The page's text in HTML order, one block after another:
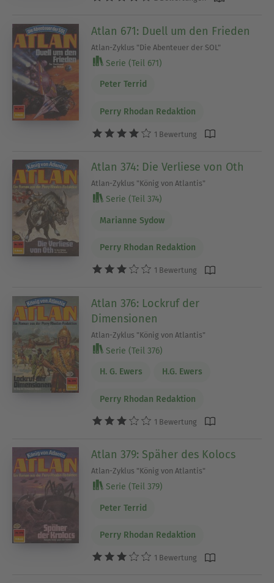
Atlan 671: Duell um den Frieden
Atlan-Zyklus "Die Abenteuer der SOL"
Serie (Teil 671)
Peter Terrid
Perry Rhodan Redaktion
1 Bewertung
Atlan 374: Die Verliese von Oth
Atlan-Zyklus "König von Atlantis"
Serie (Teil 374)
Marianne Sydow
Perry Rhodan Redaktion
1 Bewertung
Atlan 376: Lockruf der
Dimensionen
Atlan-Zyklus "König von Atlantis"
Serie (Teil 376)
H. G. Ewers H.G. Ewers
Perry Rhodan Redaktion
1 Bewertung
Atlan 379: Späher des Kolocs
Atlan-Zyklus "König von Atlantis"
Serie (Teil 379)
Peter Terrid
Perry Rhodan Redaktion
1 Bewertung